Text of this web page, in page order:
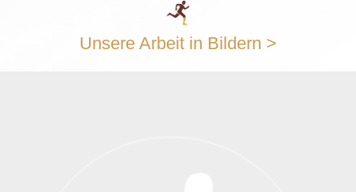
Unsere Arbeit in Bildern >